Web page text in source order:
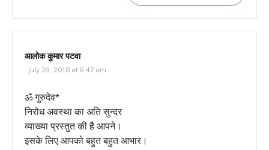
आलोक कुमार पटवा
July 28, 2018 at 8:47 am
ॐ गुरुदेव*
निरोध अवस्था का अति सुन्दर
व्याख्या प्रस्तुत की है आपने।
इसके लिए आपको बहुत बहुत आभार।